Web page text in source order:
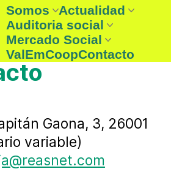
Somos
REAS Rioja
Entidades
¿Que es la Economía
Actualidad
Noticias
Boletín
Agenda
Auditoria social
Auditoria social
Auditoria Social 2025
Mercado Social
Entidades mercado social
☞ Consume lo nuestro
ValEmCoopContacto
Gaona, 3, 26001
variable)